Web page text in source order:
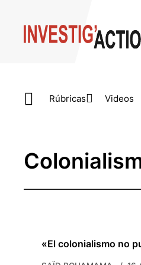
Rúbricas Videos
«El colonialismo no